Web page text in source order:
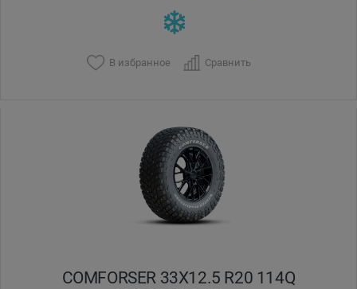
В избранное Сравнить
COMFORSER 33X12.5 R20 114Q